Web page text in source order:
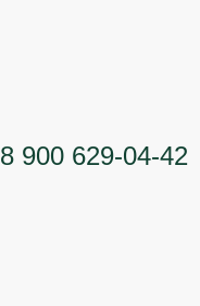
8 900 629-04-42